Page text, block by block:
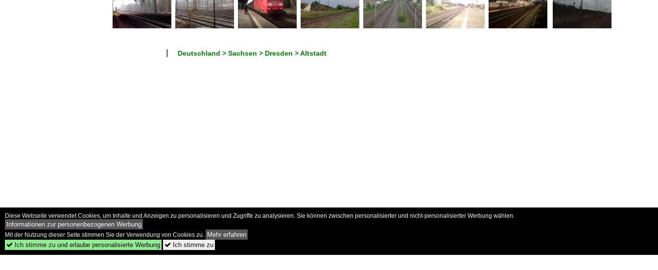
Deutschland > Sachsen > Dresden > Altstadt
Diese Webseite verwendet Cookies, um Inhalte und Anzeigen zu personalisieren und Zugriffe zu analysieren. Sie können zwischen personalisierter und nicht-personalisierter Werbung wählen.
Informationen zur personenbezogenen Werbung
Mit der Nutzung dieser Seite stimmen Sie der Verwendung von Cookies zu. Mehr erfahren
 Ich stimme zu und erlaube personalisierte Werbung  Ich stimme zu